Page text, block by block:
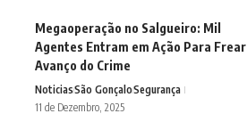
Megaoperação no Salgueiro: Mil
Agentes Entram em Ação Para Frear
Avanço do Crime
NoticiasSão GonçaloSegurança
11 de Dezembro, 2025